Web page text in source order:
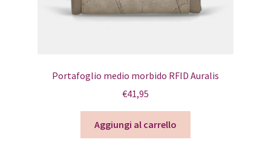
Portafoglio medio morbido RFID Auralis
€41,95
Aggiungi al carrello